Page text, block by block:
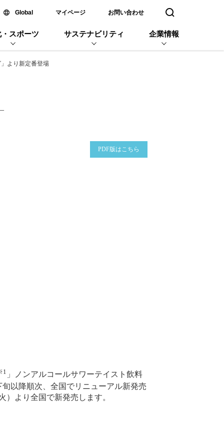
Global新しいウィンドウで開く
マイページ お問い合わせ 検索窓を開く
スポーツ サステナビリティ 企業情報
より新定番登場
PDF版はこちら
」ノンアルコールサワーテイスト飲料
旬以降順次、全国でリニューアル新発売
より全国で新発売します。